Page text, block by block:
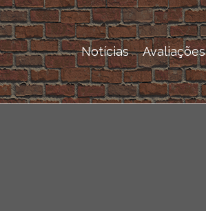
Notícias Avaliações